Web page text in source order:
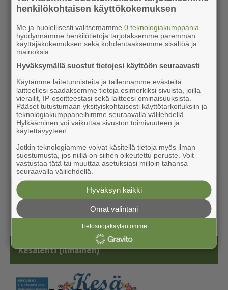
Kesälehti (ilmainen)
henkilökohtaisen käyttökokemuksen
Me ja huolellisesti valitsemamme0 teknologiakumppania
hyödynnämme henkilötietoja tarjotaksemme paremman
käyttäjäkokemuksen sekä kohdentaaksemme sisältöä ja
mainoksia.
Hyväksymällä suostut tietojesi käyttöön seuraavasti
Käytämme laitetunnisteita ja tallennamme evästeitä
laitteellesi saadaksemme tietoja esimerkiksi sivuista, joilla
vierailit, IP-osoitteestasi sekä laitteesi ominaisuuksista.
Pääset tutustumaan yksityiskohtaisesti käyttötarkoituksiin ja
teknologiakumppaneihimme seuraavalla välilehdellä.
Hylkääminen voi vaikuttaa sivuston toimivuuteen ja
käytettävyyteen.
Jotkin teknologiamme voivat käsitellä tietoja myös ilman
suostumusta, jos niillä on siihen oikeutettu peruste. Voit
vastustaa tätä tai muuttaa asetuksiasi milloin tahansa
seuraavalla välilehdellä.
Hyväksyn kaikki
Omat valintani
Tietosuojakäytäntömme